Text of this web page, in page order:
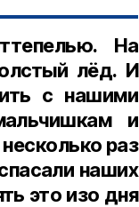
На
лёд. И
с нашими
и
раз
наших
это изо дня